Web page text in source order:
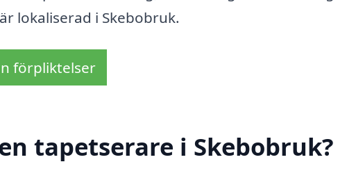
lokaliserad i Skebobruk.
förpliktelser
tapetserare i Skebobruk?